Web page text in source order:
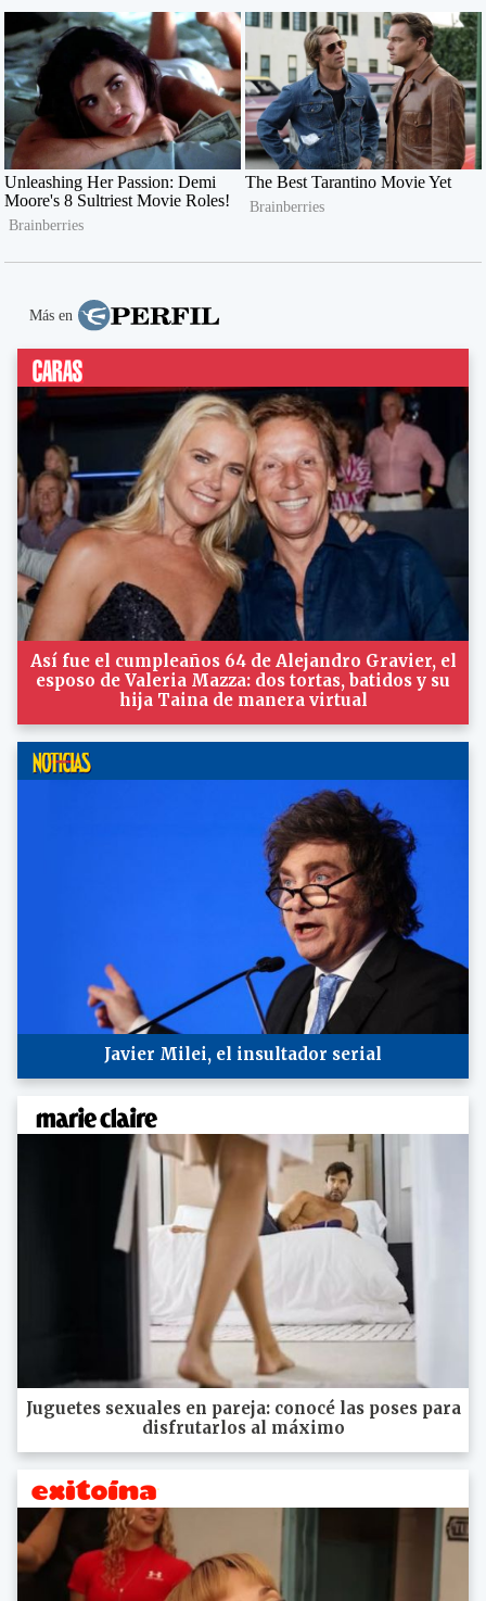
Más en
Así fue el cumpleaños 64 de Alejandro Gravier, el
esposo de Valeria Mazza: dos tortas, batidos y su
hija Taina de manera virtual
Javier Milei, el insultador serial
Juguetes sexuales en pareja: conocé las poses para
disfrutarlos al máximo